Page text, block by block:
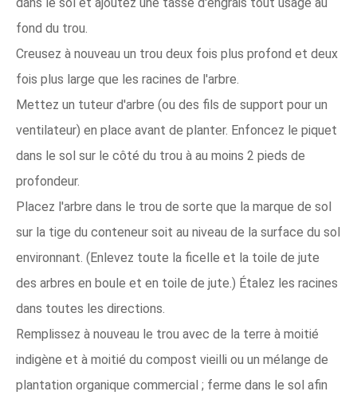
fond du trou.
Creusez à nouveau un trou deux fois plus profond et deux
fois plus large que les racines de l'arbre.
Mettez un tuteur d'arbre (ou des fils de support pour un
ventilateur) en place avant de planter. Enfoncez le piquet
dans le sol sur le côté du trou à au moins 2 pieds de
profondeur.
Placez l'arbre dans le trou de sorte que la marque de sol
sur la tige du conteneur soit au niveau de la surface du sol
environnant. (Enlevez toute la ficelle et la toile de jute
des arbres en boule et en toile de jute.) Étalez les racines
dans toutes les directions.
Remplissez à nouveau le trou avec de la terre à moitié
indigène et à moitié du compost vieilli ou un mélange de
plantation organique commercial ; ferme dans le sol afin